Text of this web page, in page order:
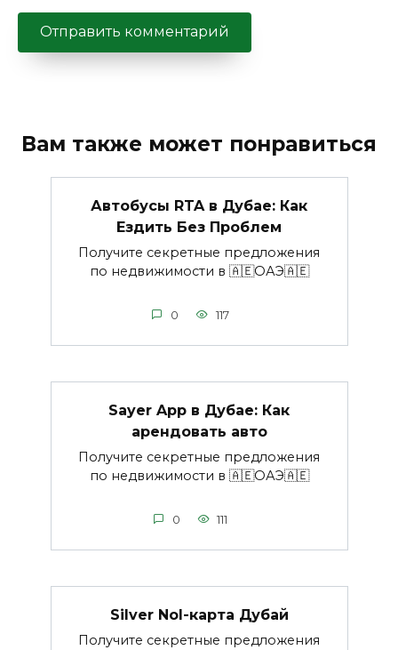
Вам также может понравиться
Автобусы RTA в Дубае: Как
Ездить Без Проблем
Получите секретные предложения
по недвижимости в 🇦🇪ОАЭ🇦🇪
0 117
Sayer App в Дубае: Как
арендовать авто
Получите секретные предложения
по недвижимости в 🇦🇪ОАЭ🇦🇪
0 111
Silver Nol-карта Дубай
Получите секретные предложения